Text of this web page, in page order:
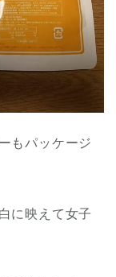
もパッケージ
に映えて女子